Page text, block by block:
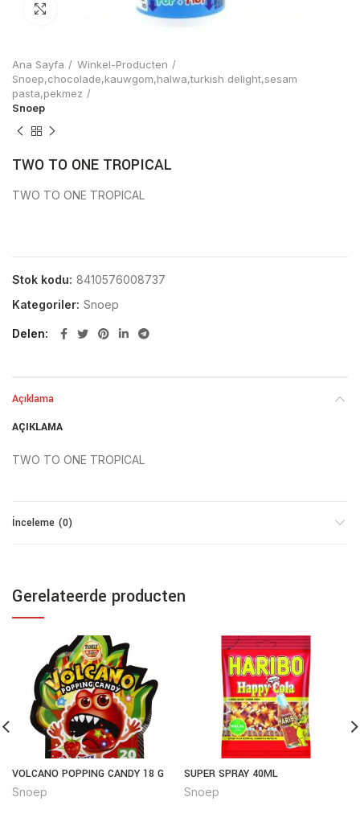
Click to enlarge
Ana Sayfa
Winkel-Producten
Snoep,chocolade,kauwgom,halwa,turkish delight,sesam
pasta,pekmez
Snoep
TWO TO ONE TROPICAL
TWO TO ONE TROPICAL
Stok kodu: 8410576008737
Kategoriler: Snoep
Delen
Açıklama
AÇIKLAMA
TWO TO ONE TROPICAL
İnceleme (0)
Gerelateerde producten
VOLCANO POPPING CANDY 18 G
Snoep
SUPER SPRAY 40ML
Snoep